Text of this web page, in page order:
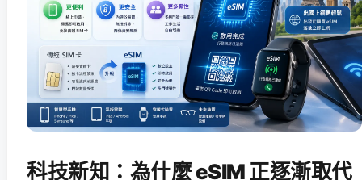
科技新知：為什麼 eSIM 正逐漸取代